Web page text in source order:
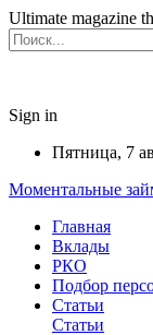
Ultimate magazine
Sign in
Пятница, 7
Моментальные
Главная
Вклады
РКО
Подбор
Статьи
Статьи